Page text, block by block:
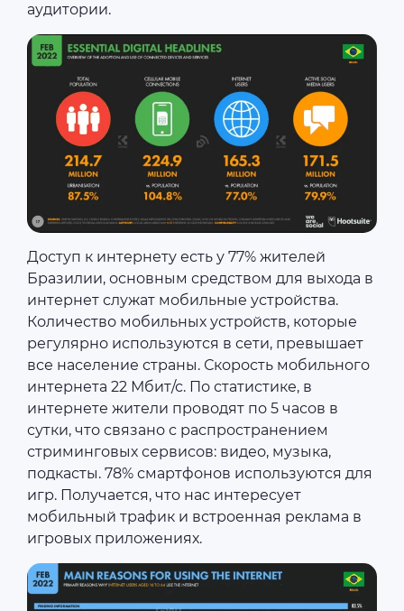
аудитории.
Доступ к интернету есть у 77% жителей
Бразилии, основным средством для выхода в
интернет служат мобильные устройства.
Количество мобильных устройств, которые
регулярно используются в сети, превышает
все население страны. Скорость мобильного
интернета 22 Мбит/с. По статистике, в
интернете жители проводят по 5 часов в
сутки, что связано с распространением
стриминговых сервисов: видео, музыка,
подкасты. 78% смартфонов используются для
игр. Получается, что нас интересует
мобильный трафик и встроенная реклама в
игровых приложениях.